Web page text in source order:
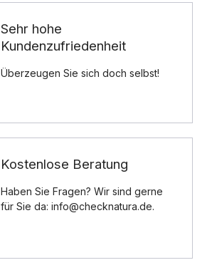
Sehr hohe
Kundenzufriedenheit
Überzeugen Sie sich doch selbst!
Kostenlose Beratung
Haben Sie Fragen? Wir sind gerne
für Sie da: info@checknatura.de.